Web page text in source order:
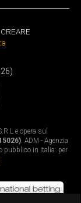
e opera sul
. ADM - Agenzia
pubblico in Italia: per